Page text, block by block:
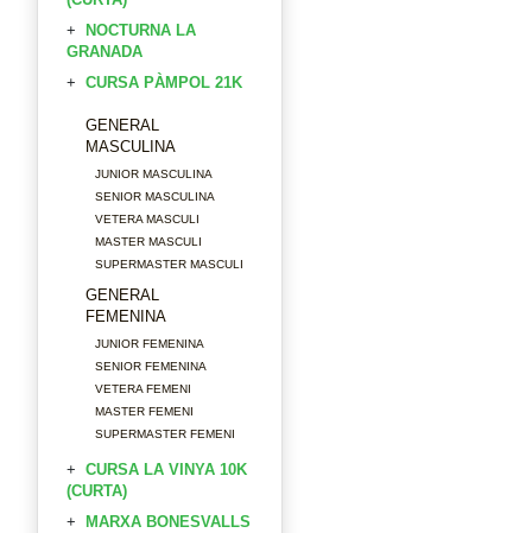
NOCTURNA LA
GRANADA
CURSA PÀMPOL 21K
GENERAL
MASCULINA
JUNIOR MASCULINA
SENIOR MASCULINA
VETERA MASCULI
MASTER MASCULI
SUPERMASTER MASCULI
GENERAL
FEMENINA
JUNIOR FEMENINA
SENIOR FEMENINA
VETERA FEMENI
MASTER FEMENI
SUPERMASTER FEMENI
CURSA LA VINYA 10K
(CURTA)
MARXA BONESVALLS